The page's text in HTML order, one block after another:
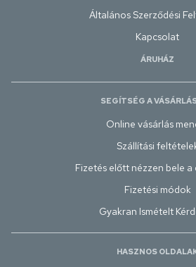
Általános Szerződési
Kapcsolat
ÁRUHÁZ
SEGÍTSÉG A
Online vásárlás
Szállítási
Fizetés előtt nézzen bele a
Fizetési módok
Gyakran Ismételt
HASZNOS